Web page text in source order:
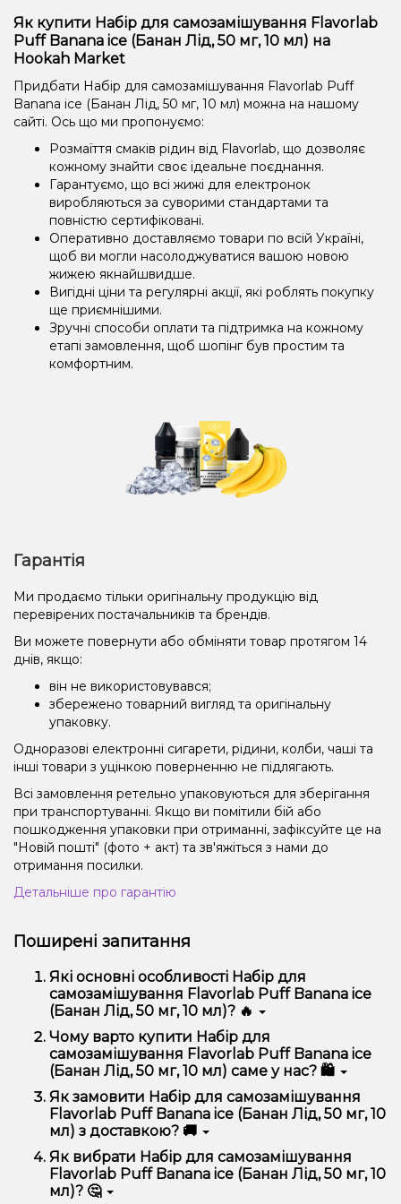
Як купити Набір для самозамішування Flavorlab
Puff Banana ice (Банан Лід, 50 мг, 10 мл) на
Hookah Market
Придбати Набір для самозамішування Flavorlab Puff
Banana ice (Банан Лід, 50 мг, 10 мл) можна на нашому
сайті. Ось що ми пропонуємо:
Розмаїття смаків рідин від Flavorlab, що дозволяє
кожному знайти своє ідеальне поєднання.
Гарантуємо, що всі жижі для електронок
виробляються за суворими стандартами та
повністю сертифіковані.
Оперативно доставляємо товари по всій Україні,
щоб ви могли насолоджуватися вашою новою
жижею якнайшвидше.
Вигідні ціни та регулярні акції, які роблять покупку
ще приємнішими.
Зручні способи оплати та підтримка на кожному
етапі замовлення, щоб шопінг був простим та
комфортним.
Гарантія
Ми продаємо тільки оригінальну продукцію від
перевірених постачальників та брендів.
Ви можете повернути або обміняти товар протягом 14
днів, якщо:
він не використовувався;
збережено товарний вигляд та оригінальну
упаковку.
Одноразові електронні сигарети, рідини, колби, чаші та
інші товари з уцінкою поверненню не підлягають.
Всі замовлення ретельно упаковуються для зберігання
при транспортуванні. Якщо ви помітили бій або
пошкодження упаковки при отриманні, зафіксуйте це на
"Новій пошті" (фото + акт) та зв'яжіться з нами до
отримання посилки.
Детальніше про гарантію
Поширені запитання
Які основні особливості Набір для
самозамішування Flavorlab Puff Banana ice
(Банан Лід, 50 мг, 10 мл)? 🔥
Набір для самозамішування Flavorlab Puff Banana
ice (Банан Лід, 50 мг, 10 мл) відрізняється високою
якістю, зручністю використання та надійністю.
Чому варто купити Набір для
самозамішування Flavorlab Puff Banana ice
(Банан Лід, 50 мг, 10 мл) саме у нас? 🛍️
Ми пропонуємо тільки оригінальну продукцію,
широкий асортимент, вигідні ціни та швидку
доставку. Крім того, у нас регулярні акції та знижки
для клієнтів!
Як замовити Набір для самозамішування
Flavorlab Puff Banana ice (Банан Лід, 50 мг, 10
мл) з доставкою? 🚚
Оформити замовлення можна в кілька кліків:
Додайте Набір для самозамішування Flavorlab
Puff Banana ice (Банан Лід, 50 мг, 10 мл) до
Як вибрати Набір для самозамішування
Flavorlab Puff Banana ice (Банан Лід, 50 мг, 10
мл)? 🤔